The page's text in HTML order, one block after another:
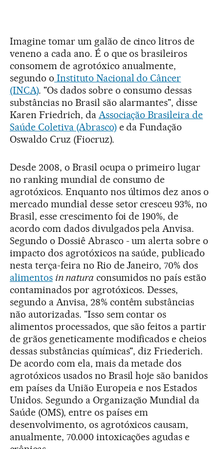
Imagine tomar um galão de cinco litros de
veneno a cada ano. É o que os brasileiros
consomem de agrotóxico anualmente,
segundo o Instituto Nacional do Câncer
(INCA). "Os dados sobre o consumo dessas
substâncias no Brasil são alarmantes", disse
Karen Friedrich, da Associação Brasileira de
Saúde Coletiva (Abrasco) e da Fundação
Oswaldo Cruz (Fiocruz).
Desde 2008, o Brasil ocupa o primeiro lugar
no ranking mundial de consumo de
agrotóxicos. Enquanto nos últimos dez anos o
mercado mundial desse setor cresceu 93%, no
Brasil, esse crescimento foi de 190%, de
acordo com dados divulgados pela Anvisa.
Segundo o Dossiê Abrasco - um alerta sobre o
impacto dos agrotóxicos na saúde, publicado
nesta terça-feira no Rio de Janeiro, 70% dos
alimentos in natura consumidos no país estão
contaminados por agrotóxicos. Desses,
segundo a Anvisa, 28% contêm substâncias
não autorizadas. "Isso sem contar os
alimentos processados, que são feitos a partir
de grãos geneticamente modificados e cheios
dessas substâncias químicas", diz Friederich.
De acordo com ela, mais da metade dos
agrotóxicos usados no Brasil hoje são banidos
em países da União Europeia e nos Estados
Unidos. Segundo a Organização Mundial da
Saúde (OMS), entre os países em
desenvolvimento, os agrotóxicos causam,
anualmente, 70.000 intoxicações agudas e